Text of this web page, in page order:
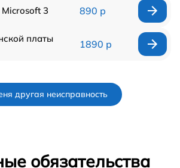
3 890 р
платы
1890 р
другая неисправность
обязательства